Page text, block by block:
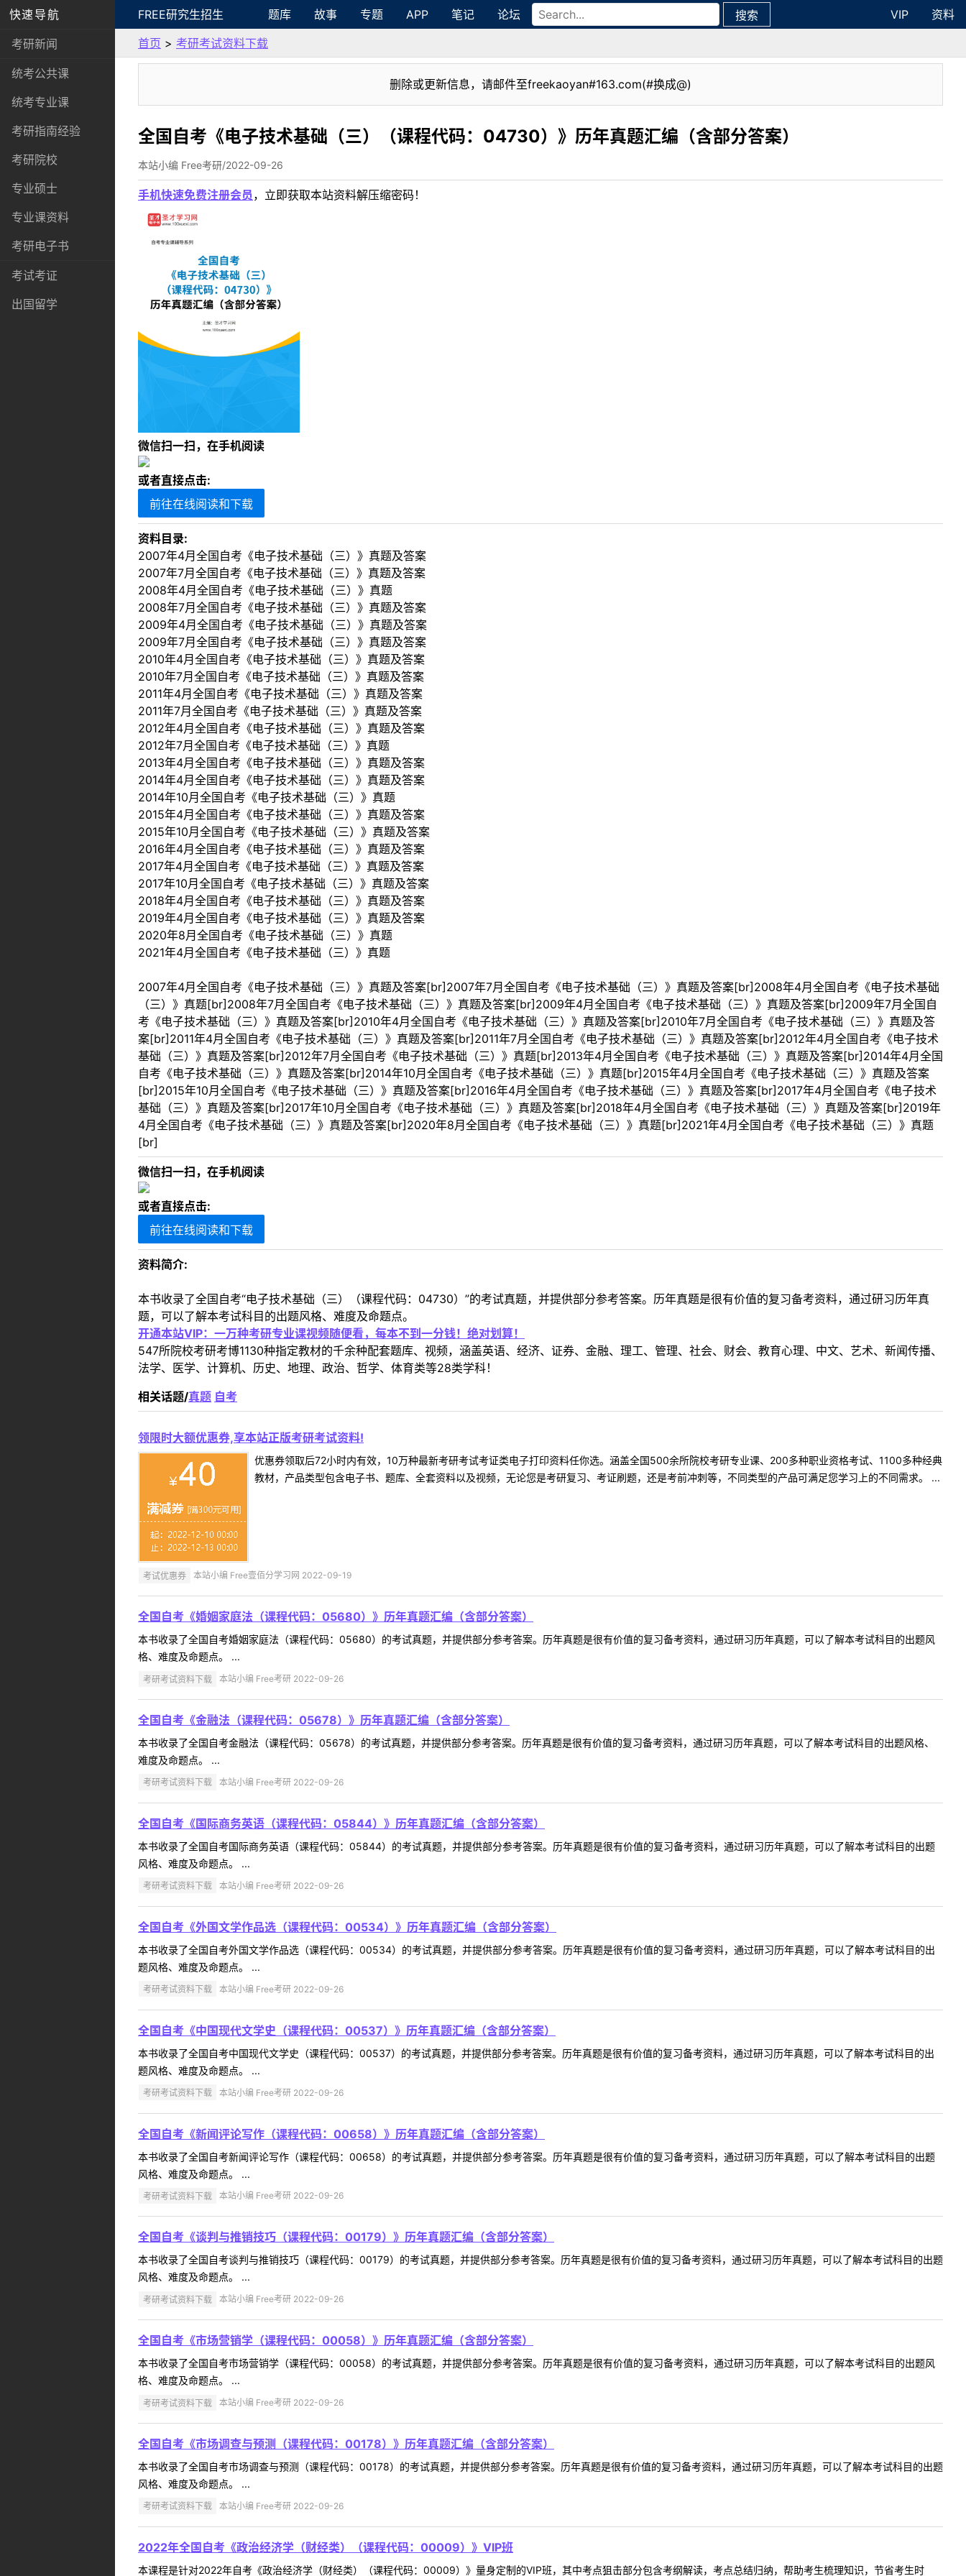
快速导航
考研新闻
统考公共课
统考专业课
考研指南经验
考研院校
专业硕士
专业课资料
考研电子书
考试考证
出国留学
FREE研究生招生 题库 故事 专题 APP 笔记 论坛 搜索 VIP
资料
首页 > 考研考试资料下载
删除或更新信息，请邮件至freekaoyan#163.com(#换成@)
全国自考《电子技术基础（三）（课程代码：04730）》历年真题汇编（含部分答案）
本站小编 Free考研/2022-09-26
手机快速免费注册会员 ，立即获取本站资料解压缩密码！
微信扫一扫，在手机阅读
或者直接点击:
前往在线阅读和下载
资料目录:
2007年4月全国自考《电子技术基础（三）》真题及答案
2007年7月全国自考《电子技术基础（三）》真题及答案
2008年4月全国自考《电子技术基础（三）》真题
2008年7月全国自考《电子技术基础（三）》真题及答案
2009年4月全国自考《电子技术基础（三）》真题及答案
2009年7月全国自考《电子技术基础（三）》真题及答案
2010年4月全国自考《电子技术基础（三）》真题及答案
2010年7月全国自考《电子技术基础（三）》真题及答案
2011年4月全国自考《电子技术基础（三）》真题及答案
2011年7月全国自考《电子技术基础（三）》真题及答案
2012年4月全国自考《电子技术基础（三）》真题及答案
2012年7月全国自考《电子技术基础（三）》真题
2013年4月全国自考《电子技术基础（三）》真题及答案
2014年4月全国自考《电子技术基础（三）》真题及答案
2014年10月全国自考《电子技术基础（三）》真题
2015年4月全国自考《电子技术基础（三）》真题及答案
2015年10月全国自考《电子技术基础（三）》真题及答案
2016年4月全国自考《电子技术基础（三）》真题及答案
2017年4月全国自考《电子技术基础（三）》真题及答案
2017年10月全国自考《电子技术基础（三）》真题及答案
2018年4月全国自考《电子技术基础（三）》真题及答案
2019年4月全国自考《电子技术基础（三）》真题及答案
2020年8月全国自考《电子技术基础（三）》真题
2021年4月全国自考《电子技术基础（三）》真题
2007年4月全国自考《电子技术基础（三）》真题及答案[br]2007年7月全国自考《电子技术基础（三）》真题及答案[br]2008年4月全国自考《电子技术基础
（三）》真题[br]2008年7月全国自考《电子技术基础（三）》真题及答案[br]2009年4月全国自考《电子技术基础（三）》真题及答案[br]2009年7月全国自
考《电子技术基础（三）》真题及答案[br]2010年4月全国自考《电子技术基础（三）》真题及答案[br]2010年7月全国自考《电子技术基础（三）》真题及答
案[br]2011年4月全国自考《电子技术基础（三）》真题及答案[br]2011年7月全国自考《电子技术基础（三）》真题及答案[br]2012年4月全国自考《电子技术
基础（三）》真题及答案[br]2012年7月全国自考《电子技术基础（三）》真题[br]2013年4月全国自考《电子技术基础（三）》真题及答案[br]2014年4月全国
自考《电子技术基础（三）》真题及答案[br]2014年10月全国自考《电子技术基础（三）》真题[br]2015年4月全国自考《电子技术基础（三）》真题及答案
[br]2015年10月全国自考《电子技术基础（三）》真题及答案[br]2016年4月全国自考《电子技术基础（三）》真题及答案[br]2017年4月全国自考《电子技术
基础（三）》真题及答案[br]2017年10月全国自考《电子技术基础（三）》真题及答案[br]2018年4月全国自考《电子技术基础（三）》真题及答案[br]2019年
4月全国自考《电子技术基础（三）》真题及答案[br]2020年8月全国自考《电子技术基础（三）》真题[br]2021年4月全国自考《电子技术基础（三）》真题
[br]
微信扫一扫，在手机阅读
或者直接点击:
前往在线阅读和下载
资料简介:
本书收录了全国自考“电子技术基础（三）（课程代码：04730）”的考试真题，并提供部分参考答案。历年真题是很有价值的复习备考资料，通过研习历年真
题，可以了解本考试科目的出题风格、难度及命题点。
开通本站VIP：一万种考研专业课视频随便看，每本不到一分钱！绝对划算！
547所院校考研考博1130种指定教材的千余种配套题库、视频，涵盖英语、经济、证券、金融、理工、管理、社会、财会、教育心理、中文、艺术、新闻传播、
法学、医学、计算机、历史、地理、政治、哲学、体育类等28类学科！
相关话题/真题 自考
领限时大额优惠券,享本站正版考研考试资料!
优惠券领取后72小时内有效，10万种最新考研考试考证类电子打印资料任你选。涵盖全国500余所院校考研专业课、200多种职业资格考试、1100多种经典
教材，产品类型包含电子书、题库、全套资料以及视频，无论您是考研复习、考证刷题，还是考前冲刺等，不同类型的产品可满足您学习上的不同需求。 ...
考试优惠券 本站小编 Free壹佰分学习网 2022-09-19
全国自考《婚姻家庭法（课程代码：05680）》历年真题汇编（含部分答案）
本书收录了全国自考婚姻家庭法（课程代码：05680）的考试真题，并提供部分参考答案。历年真题是很有价值的复习备考资料，通过研习历年真题，可以了解本考试科目的出题风
格、难度及命题点。 ...
考研考试资料下载 本站小编 Free考研 2022-09-26
全国自考《金融法（课程代码：05678）》历年真题汇编（含部分答案）
本书收录了全国自考金融法（课程代码：05678）的考试真题，并提供部分参考答案。历年真题是很有价值的复习备考资料，通过研习历年真题，可以了解本考试科目的出题风格、
难度及命题点。 ...
考研考试资料下载 本站小编 Free考研 2022-09-26
全国自考《国际商务英语（课程代码：05844）》历年真题汇编（含部分答案）
本书收录了全国自考国际商务英语（课程代码：05844）的考试真题，并提供部分参考答案。历年真题是很有价值的复习备考资料，通过研习历年真题，可以了解本考试科目的出题
风格、难度及命题点。 ...
考研考试资料下载 本站小编 Free考研 2022-09-26
全国自考《外国文学作品选（课程代码：00534）》历年真题汇编（含部分答案）
本书收录了全国自考外国文学作品选（课程代码：00534）的考试真题，并提供部分参考答案。历年真题是很有价值的复习备考资料，通过研习历年真题，可以了解本考试科目的出
题风格、难度及命题点。 ...
考研考试资料下载 本站小编 Free考研 2022-09-26
全国自考《中国现代文学史（课程代码：00537）》历年真题汇编（含部分答案）
本书收录了全国自考中国现代文学史（课程代码：00537）的考试真题，并提供部分参考答案。历年真题是很有价值的复习备考资料，通过研习历年真题，可以了解本考试科目的出
题风格、难度及命题点。 ...
考研考试资料下载 本站小编 Free考研 2022-09-26
全国自考《新闻评论写作（课程代码：00658）》历年真题汇编（含部分答案）
本书收录了全国自考新闻评论写作（课程代码：00658）的考试真题，并提供部分参考答案。历年真题是很有价值的复习备考资料，通过研习历年真题，可以了解本考试科目的出题
风格、难度及命题点。 ...
考研考试资料下载 本站小编 Free考研 2022-09-26
全国自考《谈判与推销技巧（课程代码：00179）》历年真题汇编（含部分答案）
本书收录了全国自考谈判与推销技巧（课程代码：00179）的考试真题，并提供部分参考答案。历年真题是很有价值的复习备考资料，通过研习历年真题，可以了解本考试科目的出题
风格、难度及命题点。 ...
考研考试资料下载 本站小编 Free考研 2022-09-26
全国自考《市场营销学（课程代码：00058）》历年真题汇编（含部分答案）
本书收录了全国自考市场营销学（课程代码：00058）的考试真题，并提供部分参考答案。历年真题是很有价值的复习备考资料，通过研习历年真题，可以了解本考试科目的出题风
格、难度及命题点。 ...
考研考试资料下载 本站小编 Free考研 2022-09-26
全国自考《市场调查与预测（课程代码：00178）》历年真题汇编（含部分答案）
本书收录了全国自考市场调查与预测（课程代码：00178）的考试真题，并提供部分参考答案。历年真题是很有价值的复习备考资料，通过研习历年真题，可以了解本考试科目的出题
风格、难度及命题点。 ...
考研考试资料下载 本站小编 Free考研 2022-09-26
2022年全国自考《政治经济学（财经类）（课程代码：00009）》VIP班
本课程是针对2022年自考《政治经济学（财经类）（课程代码：00009）》量身定制的VIP班，其中考点狙击部分包含考纲解读，考点总结归纳，帮助考生梳理知识，节省考生时